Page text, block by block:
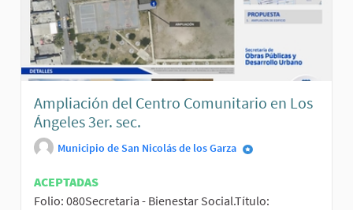
Ampliación del Centro Comunitario en Los
Ángeles 3er. sec.
Municipio de San Nicolás de los Garza
ACEPTADAS
Folio: 080Secretaria - Bienestar Social.Título: